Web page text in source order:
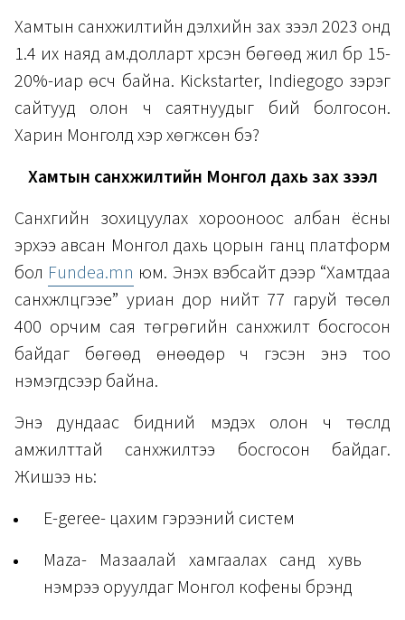
Хамтын санхүүжилтийн дэлхийн зах зээл 2023 онд
1.4 их наяд ам.долларт хүрсэн бөгөөд жил бүр 15-
20%-иар өсч байна. Kickstarter, Indiegogo зэрэг
сайтууд олон ч саятнуудыг бий болгосон.
Харин Монголд хэр хөгжсөн бэ?
Хамтын санхүүжилтийн Монгол дахь зах зээл
Санхүүгийн зохицуулах хорооноос албан ёсны
эрхээ авсан Монгол дахь цорын ганц платформ
бол Fundea.mn юм. Энэхүү вэбсайт дээр “Хамтдаа
санхүүжүүлцгээе” уриан дор нийт 77 гаруй төсөл
400 орчим сая төгрөгийн санхүүжилт босгосон
байдаг бөгөөд өнөөдөр ч гэсэн энэ тоо
нэмэгдсээр байна.
Энэ дундаас бидний мэдэх олон ч төслүүд
амжилттай санхүүжилтээ босгосон байдаг.
Жишээ нь:
E-geree- цахим гэрээний систем
Maza- Мазаалай хамгаалах санд хувь
нэмрээ оруулдаг Монгол кофены брэнд